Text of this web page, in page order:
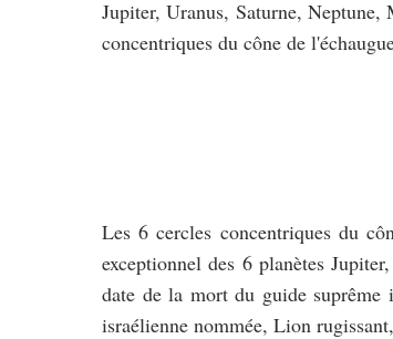
Jupiter, Uranus, Saturne, Neptune,
concentriques du cône de
Les 6 cercles concentriques du
exceptionnel des 6 planètes
date de la mort du guide
israélienne nommée, Lion